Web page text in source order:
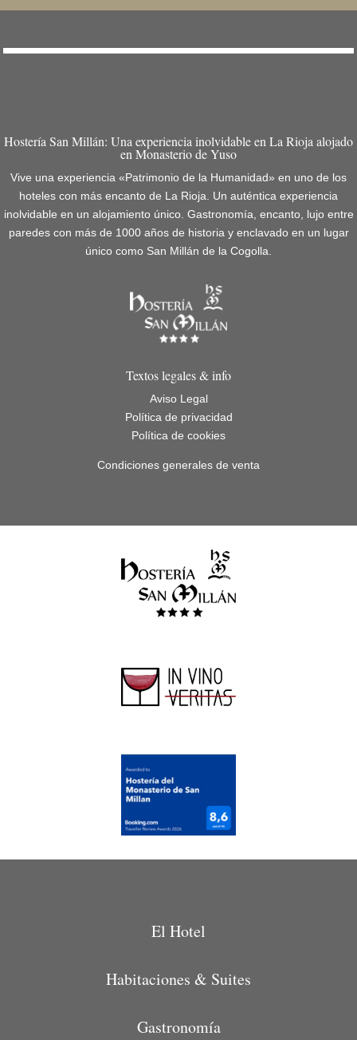
Hostería San Millán: Una experiencia inolvidable en La Rioja alojado
en Monasterio de Yuso
Vive una experiencia «Patrimonio de la Humanidad» en uno de los
hoteles con más encanto de La Rioja. Un auténtica experiencia
inolvidable en un alojamiento único. Gastronomía, encanto, lujo entre
paredes con más de 1000 años de historia y enclavado en un lugar
único como San Millán de la Cogolla.
Textos legales & info
Aviso Legal
Política de privacidad
Política de cookies
Condiciones generales de venta
El Hotel
Habitaciones & Suites
Gastronomía